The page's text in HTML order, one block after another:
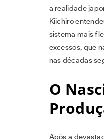
a realidade
Kiichiro
sistema mais
excessos, que
nas décadas
O
Após a